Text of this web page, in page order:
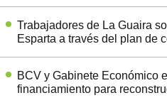
Trabajadores de La Guaira
Esparta a través del plan de
BCV y Gabinete Económico
financiamiento para